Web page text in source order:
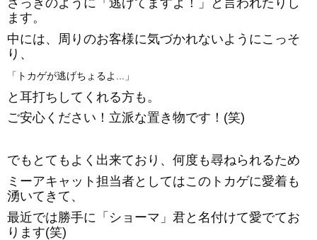
さっきのように「逃げてますよ！」と言われたりし
ます。
中には、周りのお客様に気づかれないようにこっそ
り、
「トカゲが逃げちょるよ...」
と耳打ちしてくれる方も。
ご安心ください！立派な置き物です！(笑)
でもとてもよく出来ており、何度も尋ねられるため
ミーアキャット担当者としてはこのトカゲに愛着も
湧いてきて、
最近では勝手に「ショーマ」君と名付けて愛でてお
ります(笑)